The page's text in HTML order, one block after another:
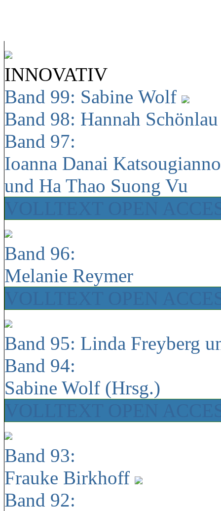
INNOVATIV
Band 99: Sabine Wolf
Band 98: Hannah
Band 97:
Ioanna Danai
und Ha Thao Suong Vu
Band 96:
Melanie Reymer
Band 95: Linda Freyberg
Band 94:
Sabine Wolf (Hrsg.)
Band 93:
Frauke Birkhoff
Band 92: